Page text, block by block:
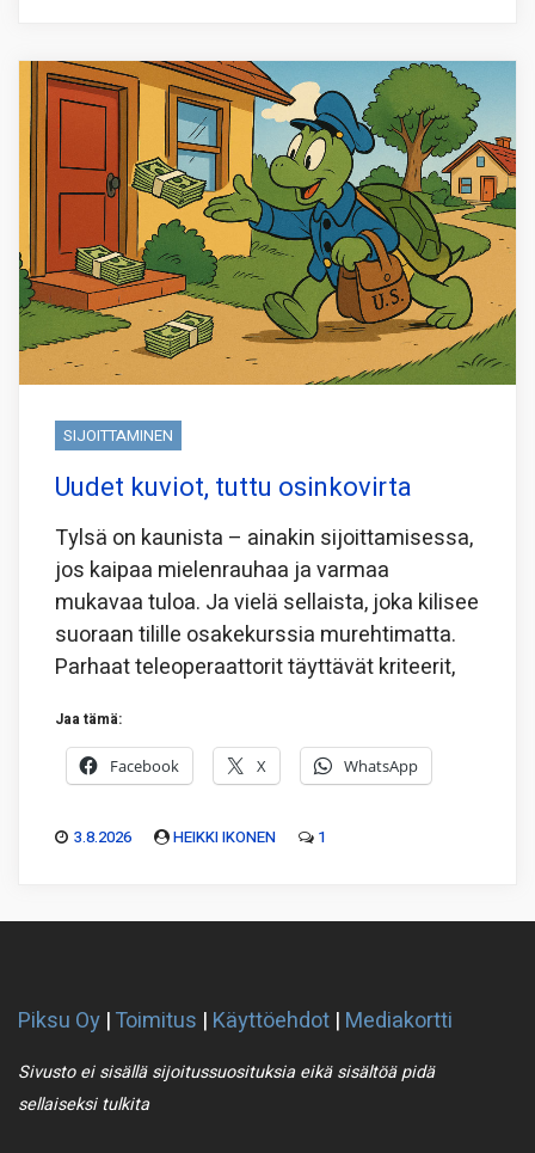
SIJOITTAMINEN
Uudet kuviot, tuttu osinkovirta
Tylsä on kaunista – ainakin sijoittamisessa,
jos kaipaa mielenrauhaa ja varmaa
mukavaa tuloa. Ja vielä sellaista, joka kilisee
suoraan tilille osakekurssia murehtimatta.
Parhaat teleoperaattorit täyttävät kriteerit,
Jaa tämä:
Facebook X WhatsApp
3.8.2026 HEIKKI IKONEN 1
Piksu Oy |Toimitus | Käyttöehdot | Mediakortti
Sivusto ei sisällä sijoitussuosituksia eikä sisältöä pidä
sellaiseksi tulkita